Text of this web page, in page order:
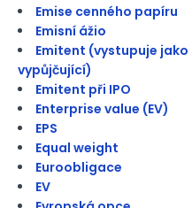
Emise cenného papíru
Emisní ážio
Emitent (vystupuje jako
vypůjčující)
Emitent při IPO
Enterprise value (EV)
EPS
Equal weight
Euroobligace
EV